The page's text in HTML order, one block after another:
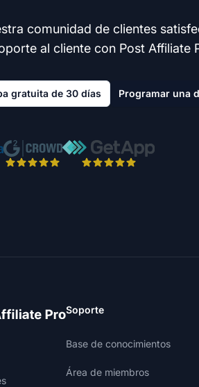
comunidad de clientes
al cliente con Post Affiliate
gratuita de 30 días Programar una
Soporte
Base de conocimientos
Área de miembros